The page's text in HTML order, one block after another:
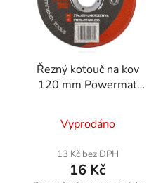
Řezný kotouč na kov
120 mm Powermat
Vyprodáno
13 Kč bez DPH
16 Kč